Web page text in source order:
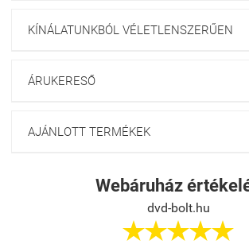
KÍNÁLATUNKBÓL VÉLETLENSZERŰEN
ÁRUKERESŐ
AJÁNLOTT TERMÉKEK
Webáruház
dvd-bolt.hu
